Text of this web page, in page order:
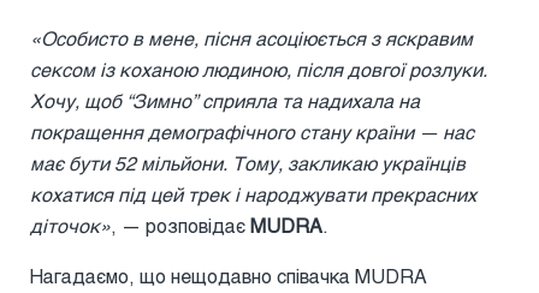
«Особисто в мене, пісня асоціюється з яскравим
сексом із коханою людиною, після довгої розлуки.
Хочу, щоб “Зимно” сприяла та надихала на
покращення демографічного стану країни — нас
має бути 52 мільйони. Тому, закликаю українців
кохатися під цей трек і народжувати прекрасних
діточок», — розповідає MUDRA.
Нагадаємо, що нещодавно співачка MUDRA